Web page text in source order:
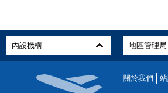
關於我們